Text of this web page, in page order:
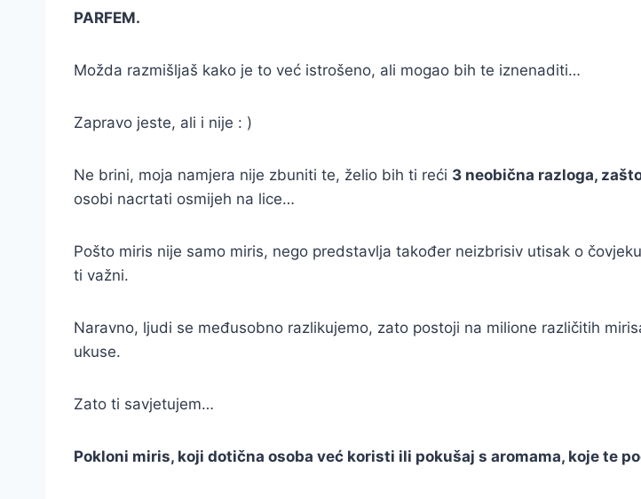
PARFEM.
Možda razmišljaš kako je to već istrošeno, ali mogao bih te iznenaditi…
Zapravo jeste, ali i nije : )
Ne brini, moja namjera nije zbuniti te, želio bih ti reći 3 neobična razloga,
osobi nacrtati osmijeh na lice…
Pošto miris nije samo miris, nego predstavlja također neizbrisiv utisak o
ti važni.
Naravno, ljudi se međusobno razlikujemo, zato postoji na milione različitih
ukuse.
Zato ti savjetujem…
Pokloni miris, koji dotična osoba već koristi ili pokušaj s aromama, koje te